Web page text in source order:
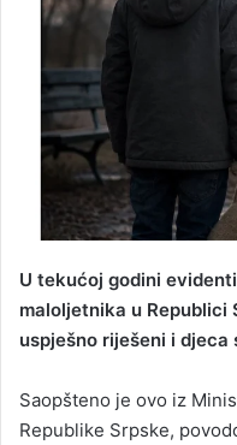
U tekućoj godini
maloljetnika u Republici
uspješno riješeni i djeca
Saopšteno je ovo iz
Republike Srpske,